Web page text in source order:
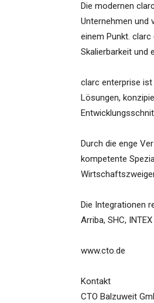
Die modernen
Unternehmen und
einem Punkt.
Skalierbarkeit und
clarc enterprise
Lösungen,
Durch die enge
kompetente
Die Integrationen
Arriba, SHC,
www.cto.de
Kontakt
CTO Balzuweit